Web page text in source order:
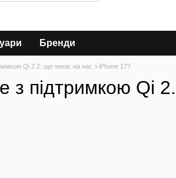
Бренди
Qi 2.2: що чекає на нас з iPhone 17?
з підтримкою Qi